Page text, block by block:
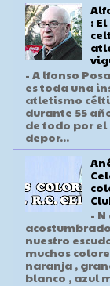
:
- A lfonso
es toda una
atletismo
durante 55
de todo por
depor...
-
nuestro
muchos
naranja ,
blanco , azul